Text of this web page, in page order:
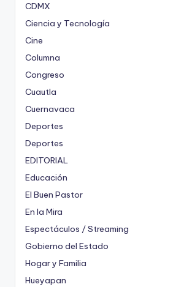
CDMX
Ciencia y Tecnología
Cine
Columna
Congreso
Cuautla
Cuernavaca
Deportes
Deportes
EDITORIAL
Educación
El Buen Pastor
En la Mira
Espectáculos / Streaming
Gobierno del Estado
Hogar y Familia
Hueyapan